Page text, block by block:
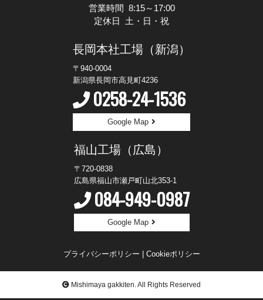
営業時間 8:15～17:00
定休日 土・日・祝
長岡本社工場（新潟）
〒940-0004
新潟県長岡市高見町4236
0258-24-1536
Google Map
福山工場（広島）
〒720-0838
広島県福山市瀬戸町山北353-1
084-949-0987
Google Map
プライバシーポリシー Cookieポリシー
Mishimaya gakkiten. All Rights Reserved